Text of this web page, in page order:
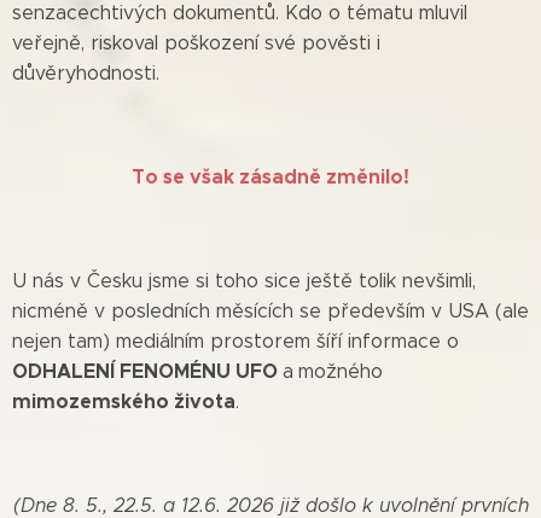
senzacechtivých dokumentů. Kdo o tématu mluvil
veřejně, riskoval poškození své pověsti i
důvěryhodnosti.
To se však zásadně změnilo!
U nás v Česku jsme si toho sice ještě tolik nevšimli,
nicméně v posledních měsících se především v USA (ale
nejen tam) mediálním prostorem šíří informace o
ODHALENÍ FENOMÉNU UFO a možného
mimozemského života.
(Dne 8. 5., 22.5. a 12.6. 2026 již došlo k uvolnění prvních